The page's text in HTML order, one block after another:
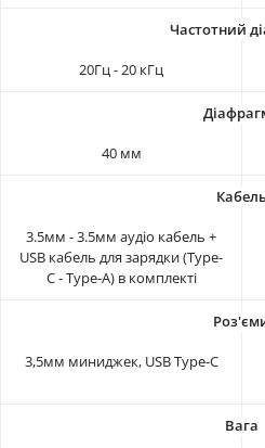
20Гц - 20 кГц
40 мм
3.5мм - 3.5мм аудіо кабель +
USB кабель для зарядки (Type-
C - Type-A) в комплекті
3,5мм миниджек, USB Type-C